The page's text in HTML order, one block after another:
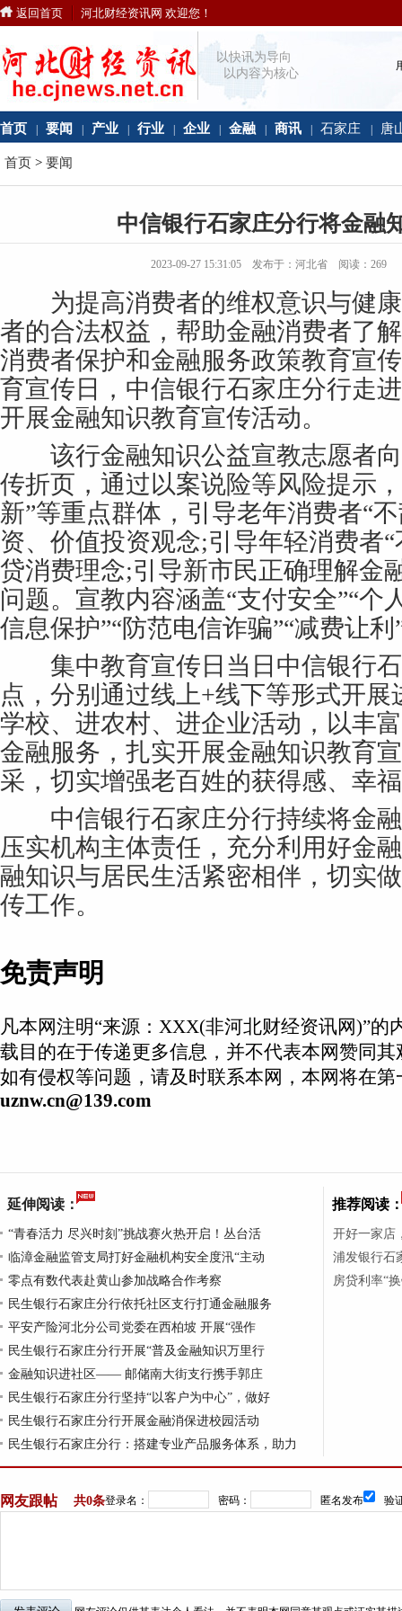
返回首页 河北财经资讯网 欢迎您！
以快讯为导向
以内容为核心
首页 要闻 产业 行业 企业 金融 商讯 石家庄 唐
首页 > 要闻
中信银行石家庄分行将金融
2023-09-27 15:31:05 发布于：河北省 阅读：269
为提高消费者的维权意识与健康
者的合法权益，帮助金融消费者了
消费者保护和金融服务政策教育宣
育宣传日，中信银行石家庄分行走
开展金融知识教育宣传活动。
该行金融知识公益宣教志愿者向
传折页，通过以案说险等风险提示
新”等重点群体，引导老年消费者“
资、价值投资观念;引导年轻消费者
贷消费理念;引导新市民正确理解金
问题。宣教内容涵盖“支付安全”“个
信息保护”“防范电信诈骗”“减费让
集中教育宣传日当日中信银行石
点，分别通过线上+线下等形式开
学校、进农村、进企业活动，以丰
金融服务，扎实开展金融知识教育
采，切实增强老百姓的获得感、幸
中信银行石家庄分行持续将金融
压实机构主体责任，充分利用好金
融知识与居民生活紧密相伴，切实
传工作。
免责声明
凡本网注明“来源：XXX(非河北财经资讯网)”的
载目的在于传递更多信息，并不代表本网赞同
如有侵权等问题，请及时联系本网，本网将在第
uznw.cn@139.com
延伸阅读：
“青春活力 尽兴时刻”挑战赛火热开启！丛台活
临漳金融监管支局打好金融机构安全度汛“主动
零点有数代表赴黄山参加战略合作考察
民生银行石家庄分行依托社区支行打通金融服务
平安产险河北分公司党委在西柏坡 开展“强作
民生银行石家庄分行开展“普及金融知识万里行
金融知识进社区—— 邮储南大街支行携手郭庄
民生银行石家庄分行坚持“以客户为中心”，做好
民生银行石家庄分行开展金融消保进校园活动
民生银行石家庄分行：搭建专业产品服务体系，助力
推荐阅读
开好一家店
浦发银行石
房贷利率“
网友跟帖 共0条登录名： 密码： 匿名发布 验